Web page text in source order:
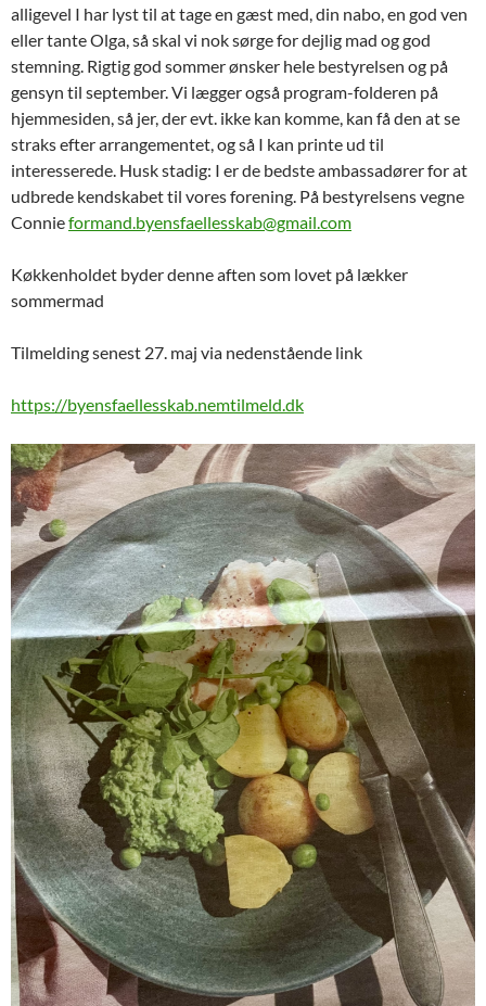
alligevel I har lyst til at tage en gæst med, din nabo, en god ven
eller tante Olga, så skal vi nok sørge for dejlig mad og god
stemning. Rigtig god sommer ønsker hele bestyrelsen og på
gensyn til september. Vi lægger også program-folderen på
hjemmesiden, så jer, der evt. ikke kan komme, kan få den at se
straks efter arrangementet, og så I kan printe ud til
interesserede. Husk stadig: I er de bedste ambassadører for at
udbrede kendskabet til vores forening. På bestyrelsens vegne
Connieformand.byensfaellesskab@gmail.com
Køkkenholdet byder denne aften som lovet på lækker
sommermad
Tilmelding senest 27. maj via nedenstående link
https://byensfaellesskab.nemtilmeld.dk